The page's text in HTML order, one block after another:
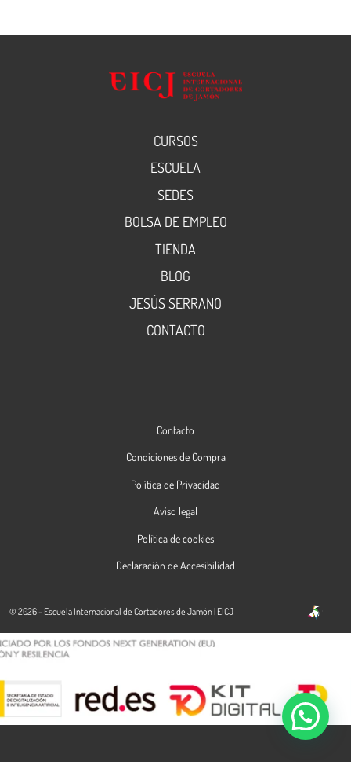
CURSOS
ESCUELA
SEDES
BOLSA DE EMPLEO
TIENDA
BLOG
JESÚS SERRANO
CONTACTO
Contacto
Condiciones de Compra
Política de Privacidad
Aviso legal
Política de cookies
Declaración de Accesibilidad
© 2026 - Escuela Internacional de Cortadores de Jamón | EICJ